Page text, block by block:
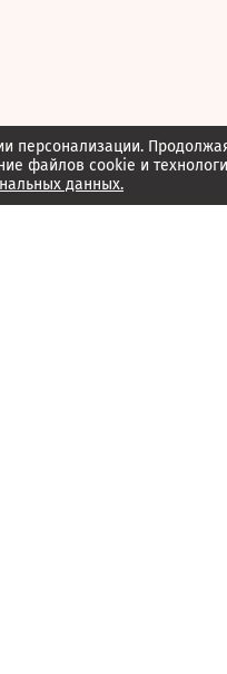
персонализации.
файлов cookie и
данных.